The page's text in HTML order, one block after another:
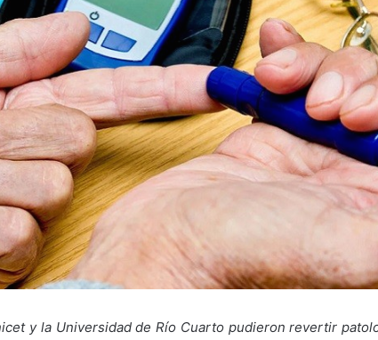
y la Universidad de Río Cuarto pudieron revertir